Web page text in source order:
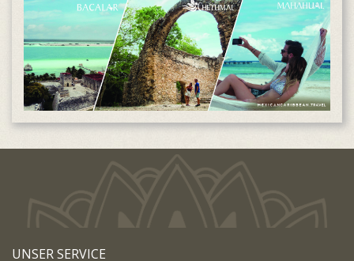
UNSER SERVICE